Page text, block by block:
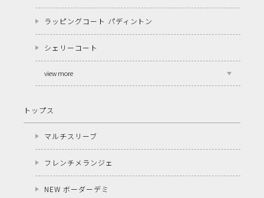
ラッピングコート パディントン
シェリーコート
view more
トップス
マルチスリーブ
フレンチメランジェ
NEW ボーダーデミ